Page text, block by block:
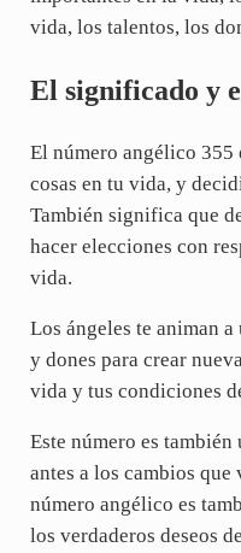
vida, los talentos, los
El significado y
El número angélico 355
cosas en tu vida, y
También significa que
hacer elecciones con
vida.
Los ángeles te animan
y dones para crear
vida y tus condiciones
Este número es
antes a los cambios que
número angélico es
los verdaderos deseos